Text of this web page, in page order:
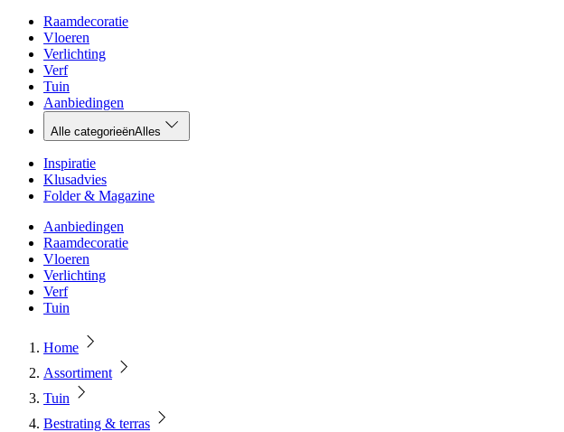
Raamdecoratie
Vloeren
Verlichting
Verf
Tuin
Aanbiedingen
Alle categorieënAlles
Inspiratie
Klusadvies
Folder & Magazine
Aanbiedingen
Raamdecoratie
Vloeren
Verlichting
Verf
Tuin
Home
Assortiment
Tuin
Bestrating & terras